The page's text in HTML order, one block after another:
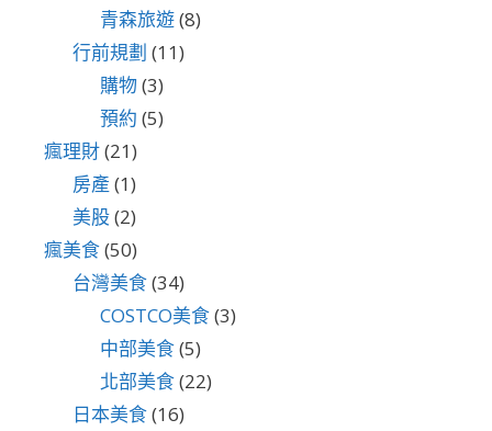
青森旅遊(8)
行前規劃 (11)
購物(3)
預約 (5)
瘋理財(21)
房產 (1)
美股(2)
瘋美食(50)
台灣美食(34)
COSTCO美食(3)
中部美食(5)
北部美食(22)
日本美食(16)